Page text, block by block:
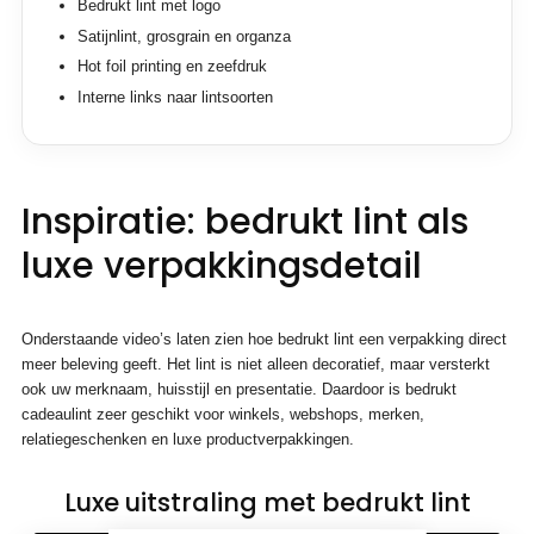
Bedrukt lint met logo
Satijnlint, grosgrain en organza
Hot foil printing en zeefdruk
Interne links naar lintsoorten
Inspiratie: bedrukt lint als
luxe verpakkingsdetail
Onderstaande video’s laten zien hoe bedrukt lint een verpakking direct
meer beleving geeft. Het lint is niet alleen decoratief, maar versterkt
ook uw merknaam, huisstijl en presentatie. Daardoor is bedrukt
cadeaulint zeer geschikt voor winkels, webshops, merken,
relatiegeschenken en luxe productverpakkingen.
Luxe uitstraling met bedrukt lint